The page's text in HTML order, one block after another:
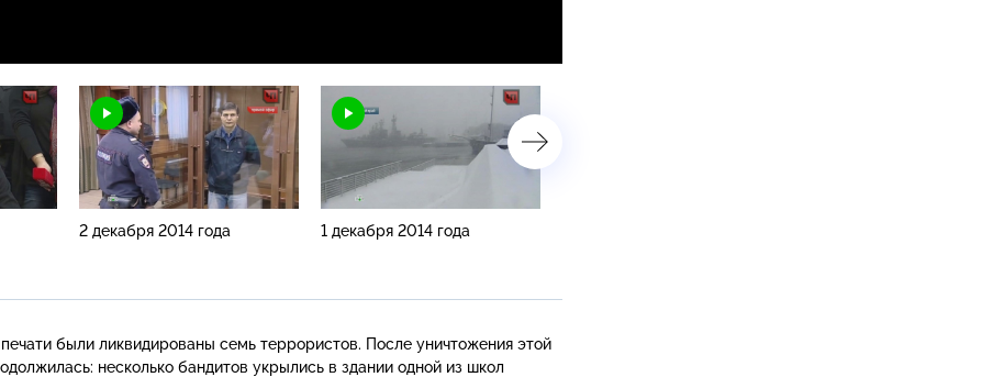
2 декабря 2014 года 1 декабря 2014 года
были ликвидированы семь террористов. После уничтожения этой
несколько бандитов укрылись в здании одной из школ